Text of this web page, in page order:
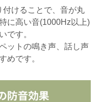
付けることで、音が丸
に高い音(1000Hz以上)
です。
ットの鳴き声、話し声
めです。